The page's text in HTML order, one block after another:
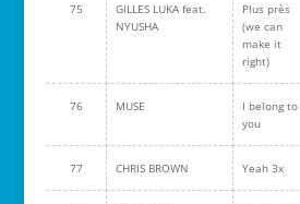
75
GILLES LUKA feat.
NYUSHA
Plus près
(we can
make it
right)
76 MUSE
I belong to
you
77 CHRIS BROWN Yeah 3x